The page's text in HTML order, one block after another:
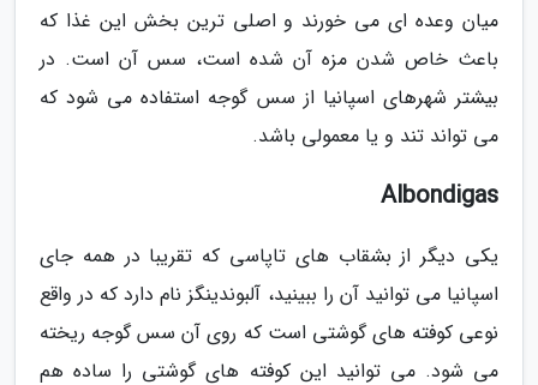
میان وعده ای می خورند و اصلی ترین بخش این غذا که
باعث خاص شدن مزه آن شده است، سس آن است. در
بیشتر شهرهای اسپانیا از سس گوجه استفاده می شود که
می تواند تند و یا معمولی باشد.
Albondigas
یکی دیگر از بشقاب های تاپاسی که تقریبا در همه جای
اسپانیا می توانید آن را ببینید، آلبوندینگز نام دارد که در واقع
نوعی کوفته های گوشتی است که روی آن سس گوجه ریخته
می شود. می توانید این کوفته های گوشتی را ساده هم